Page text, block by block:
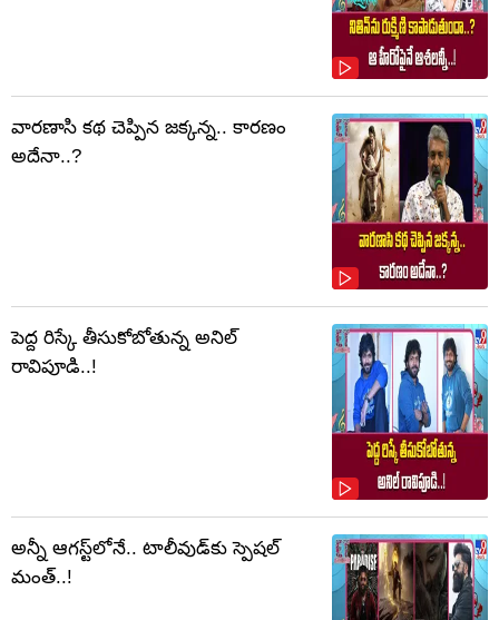
వారణాసి కథ చెప్పిన జక్కన్న.. కారణం
అదేనా..?
పెద్ద రిస్కే తీసుకోబోతున్న అనిల్
రావిపూడి..!
అన్నీ ఆగస్ట్‌లోనే.. టాలీవుడ్‌కు స్పెషల్
మంత్..!